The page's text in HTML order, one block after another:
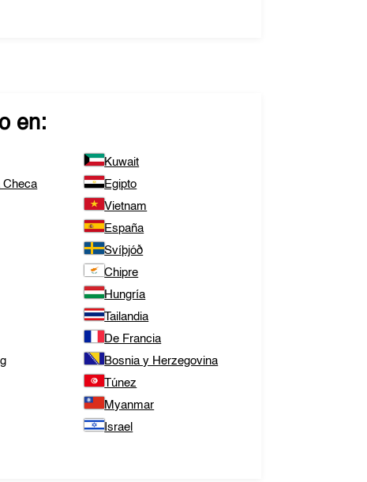
en:
Kuwait
Checa
Egipto
Vietnam
España
Svíþjóð
Chipre
Hungría
Tailandia
De Francia
Bosnia y Herzegovina
Túnez
Myanmar
Israel